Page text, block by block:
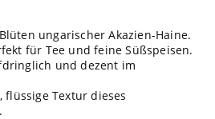
ungarischer Akazien-Haine.
für Tee und feine Süßspeisen.
und dezent im
flüssige Textur dieses